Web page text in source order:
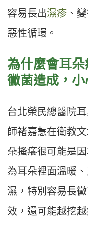
容易長出濕疹 、
惡性循環。
為什麼會耳
黴菌造成，小
台北榮民總醫院
師褚嘉慧在衛教
朵搔癢很可能是
為耳朵裡面溫暖
濕，特別容易長
效，還可能越挖